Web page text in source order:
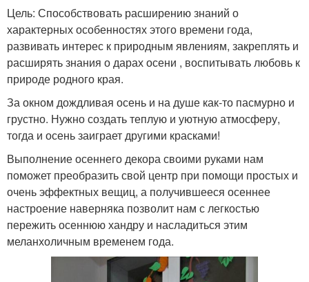
Цель: Способствовать расширению знаний о
характерных особенностях этого времени года,
развивать интерес к природным явлениям, закреплять и
расширять знания о дарах осени , воспитывать любовь к
природе родного края.
За окном дождливая осень и на душе как-то пасмурно и
грустно. Нужно создать теплую и уютную атмосферу,
тогда и осень заиграет другими красками!
Выполнение осеннего декора своими руками нам
поможет преобразить свой центр при помощи простых и
очень эффектных вещиц, а получившееся осеннее
настроение наверняка позволит нам с легкостью
пережить осеннюю хандру и насладиться этим
меланхоличным временем года.